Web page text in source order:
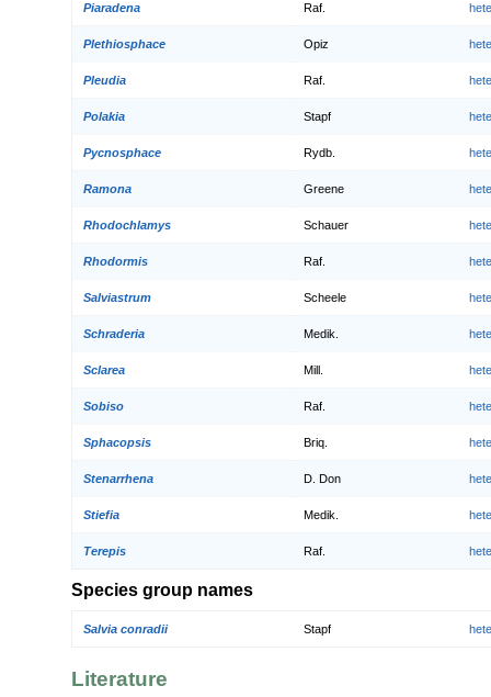
Piaradena Raf.
Plethiosphace Opiz
Pleudia Raf.
Polakia Stapf
Pycnosphace Rydb.
Ramona Greene
Rhodochlamys Schauer
Rhodormis Raf.
Salviastrum Scheele
Schraderia Medik.
Sclarea Mill.
Sobiso Raf.
Sphacopsis Briq.
Stenarrhena D. Don
Stiefia Medik.
Terepis Raf.
Species group names
Salvia conradii Stapf
Literature